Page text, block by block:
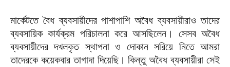
মার্কেটতে বৈধ ব্যবসায়ীদের পাশাপাশি অবৈধ ব্যবসায়ীরাও তাদের
ব্যবসায়িক কার্যক্রম পরিচালনা করে আসছিলেন। সেসব অবৈধ
ব্যবসায়ীদের দখলকৃত স্থাপনা ও দোকান সরিয়ে নিতে আমরা
তাদেরকে কয়েকবার তাগাদা দিয়েছি। কিন্তু অবৈধ ব্যবসায়ীরা সেই